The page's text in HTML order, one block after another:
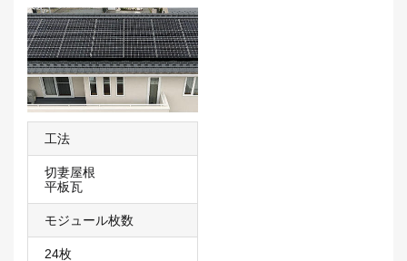
工法
切妻屋根
平板瓦
モジュール枚数
24枚